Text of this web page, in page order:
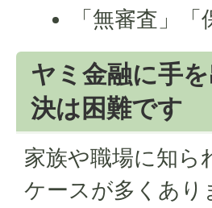
「無審査」
ヤミ金融に手
決は困難です
家族や職場に知ら
ケースが多くあり